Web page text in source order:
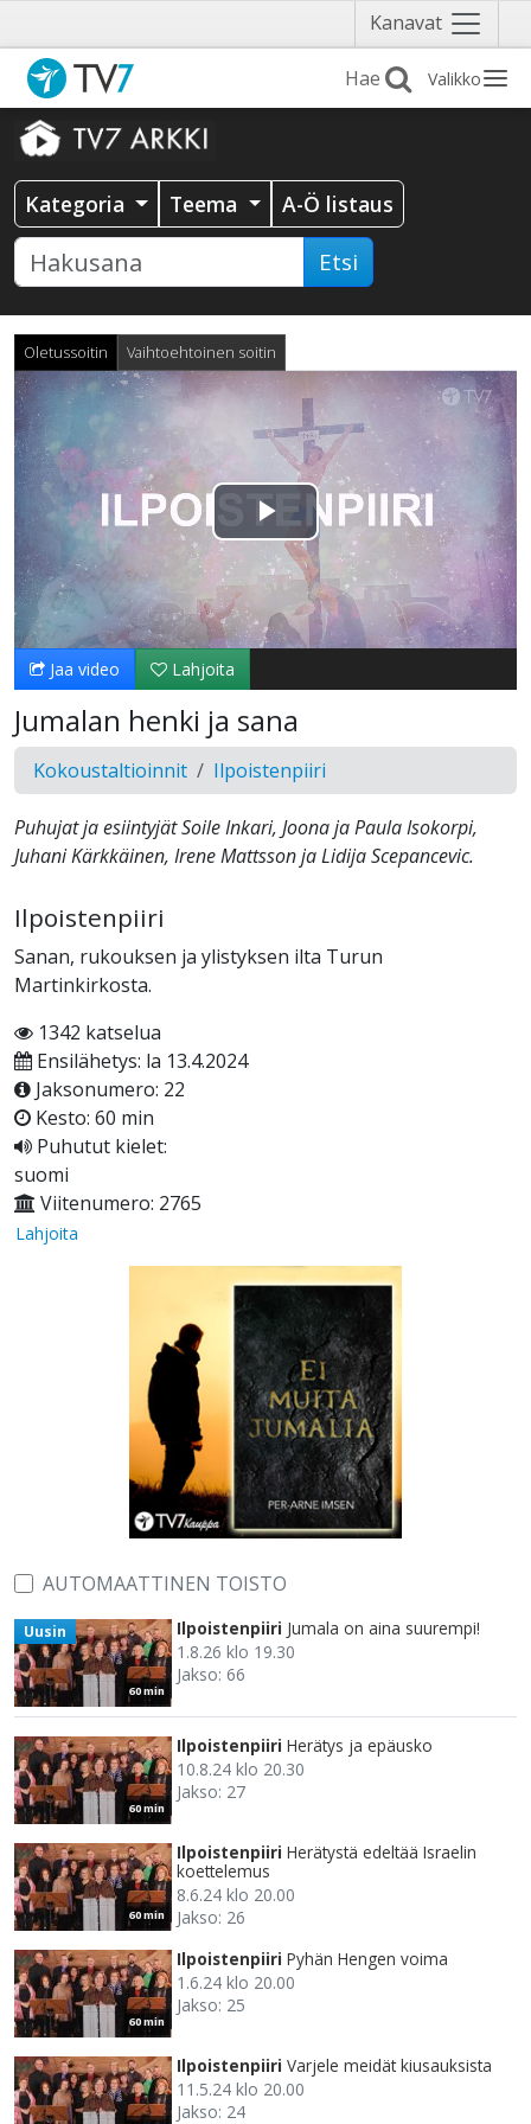
Kanavat Näytä
valikko
Valikko
Kategoria Teema A-Ö listaus
Etsi
Oletussoitin Vaihtoehtoinen soitin
Toista
Video
Jaa video Lahjoita
Jumalan henki ja sana
Kokoustaltioinnit Ilpoistenpiiri
Puhujat ja esiintyjät Soile Inkari, Joona ja Paula Isokorpi,
Juhani Kärkkäinen, Irene Mattsson ja Lidija Scepancevic.
Ilpoistenpiiri
Sanan, rukouksen ja ylistyksen ilta Turun
Martinkirkosta.
1342 katselua
Ensilähetys: la 13.4.2024
Jaksonumero: 22
Kesto: 60 min
Puhutut kielet:
suomi
Viitenumero: 2765
Lahjoita
AUTOMAATTINEN TOISTO
60 min
Uusin Ilpoistenpiiri Jumala on aina suurempi!
1.8.26 klo 19.30
Jakso: 66
60 min
Ilpoistenpiiri Herätys ja epäusko
10.8.24 klo 20.30
Jakso: 27
60 min
Ilpoistenpiiri Herätystä edeltää Israelin
koettelemus
8.6.24 klo 20.00
Jakso: 26
60 min
Ilpoistenpiiri Pyhän Hengen voima
1.6.24 klo 20.00
Jakso: 25
Ilpoistenpiiri Varjele meidät kiusauksista
11.5.24 klo 20.00
Jakso: 24